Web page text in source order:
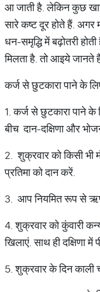
आ जाती है. लेकिन कुछ
सारे कष्ट दूर होते हैं. अगर
धन-समृद्धि में बढ़ोतरी
मिलता है. तो आइये जानते
कर्ज से छुटकारा पाने के
1. कर्ज से छुटकारा पाने
बीच दान-दक्षिणा और
2. शुक्रवार को किसी भी
प्रतिमा को दान करें.
3. आप नियमित रूप से
4. शुक्रवार को कुंवारी
खिलाएं. साथ ही दक्षिणा
5. शुक्रवार के दिन काली